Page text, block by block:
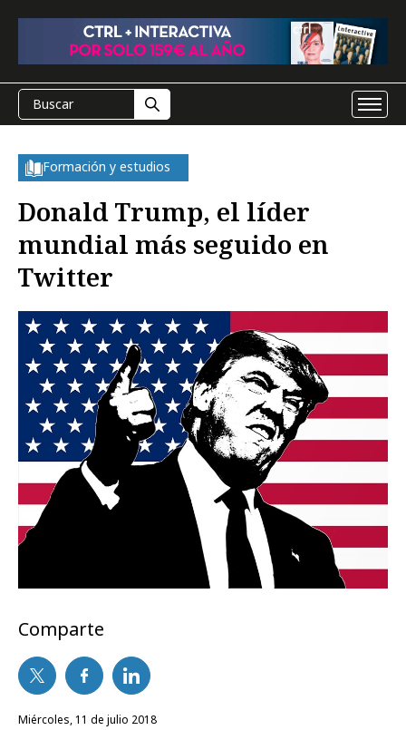
Formación y estudios
Donald Trump, el líder
mundial más seguido en
Twitter
Comparte
miércoles, 11 de julio 2018